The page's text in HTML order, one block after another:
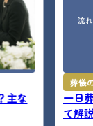
主な
葬儀
一日
て解